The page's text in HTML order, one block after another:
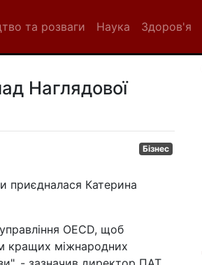
та розваги Наука Здоров'я
Наглядової
Бізнес
приєдналася Катерина
OECD, щоб
кращих міжнародних